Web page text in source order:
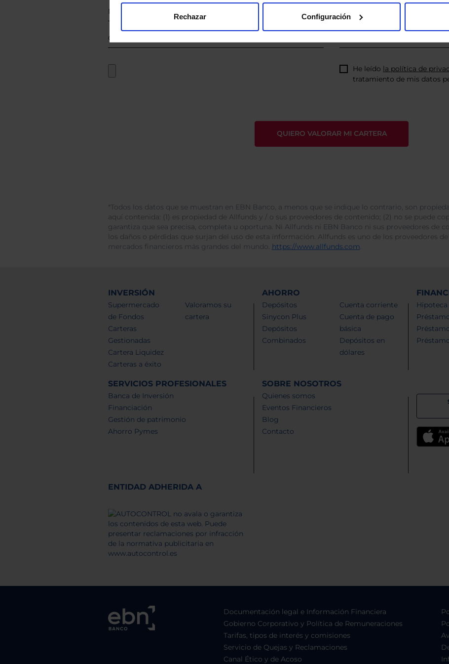
Rechazar Configuración
He leído la política de
tratamiento de mis datos
*Todos los datos que se muestran en EBN Banco, a menos que se indique lo contrario, son
aquí contenida: (1) es propiedad de Allfunds y / o sus proveedores de contenido; (2) no se puede
garantiza que sea precisa, completa u oportuna. Ni Allfunds ni EBN Banco ni sus proveedores de
los daños o pérdidas que surjan del uso de esta información. Allfunds es uno de los proveedores
mercados financieros más grandes del mundo. https://www.allfunds.com.
INVERSIÓN
Supermercado
de Fondos
Carteras
Gestionadas
Cartera Liquidez
Carteras a éxito
Valoramos su
cartera
AHORRO
Depósitos
Sinycon Plus
Depósitos
Combinados
Cuenta corriente
Cuenta de pago
básica
Depósitos en
dólares
Hipoteca
SERVICIOS PROFESIONALES
Banca de Inversión
Financiación
Gestión de patrimonio
Ahorro Pymes
SOBRE NOSOTROS
Quienes somos
Eventos Financieros
Blog
Contacto
ENTIDAD ADHERIDA A
Documentación legal e Información Financiera
Gobierno Corporativo y Política de Remuneraciones
Tarifas, tipos de interés y comisiones
Servicio de Quejas y Reclamaciones
Canal Ético y de Acoso